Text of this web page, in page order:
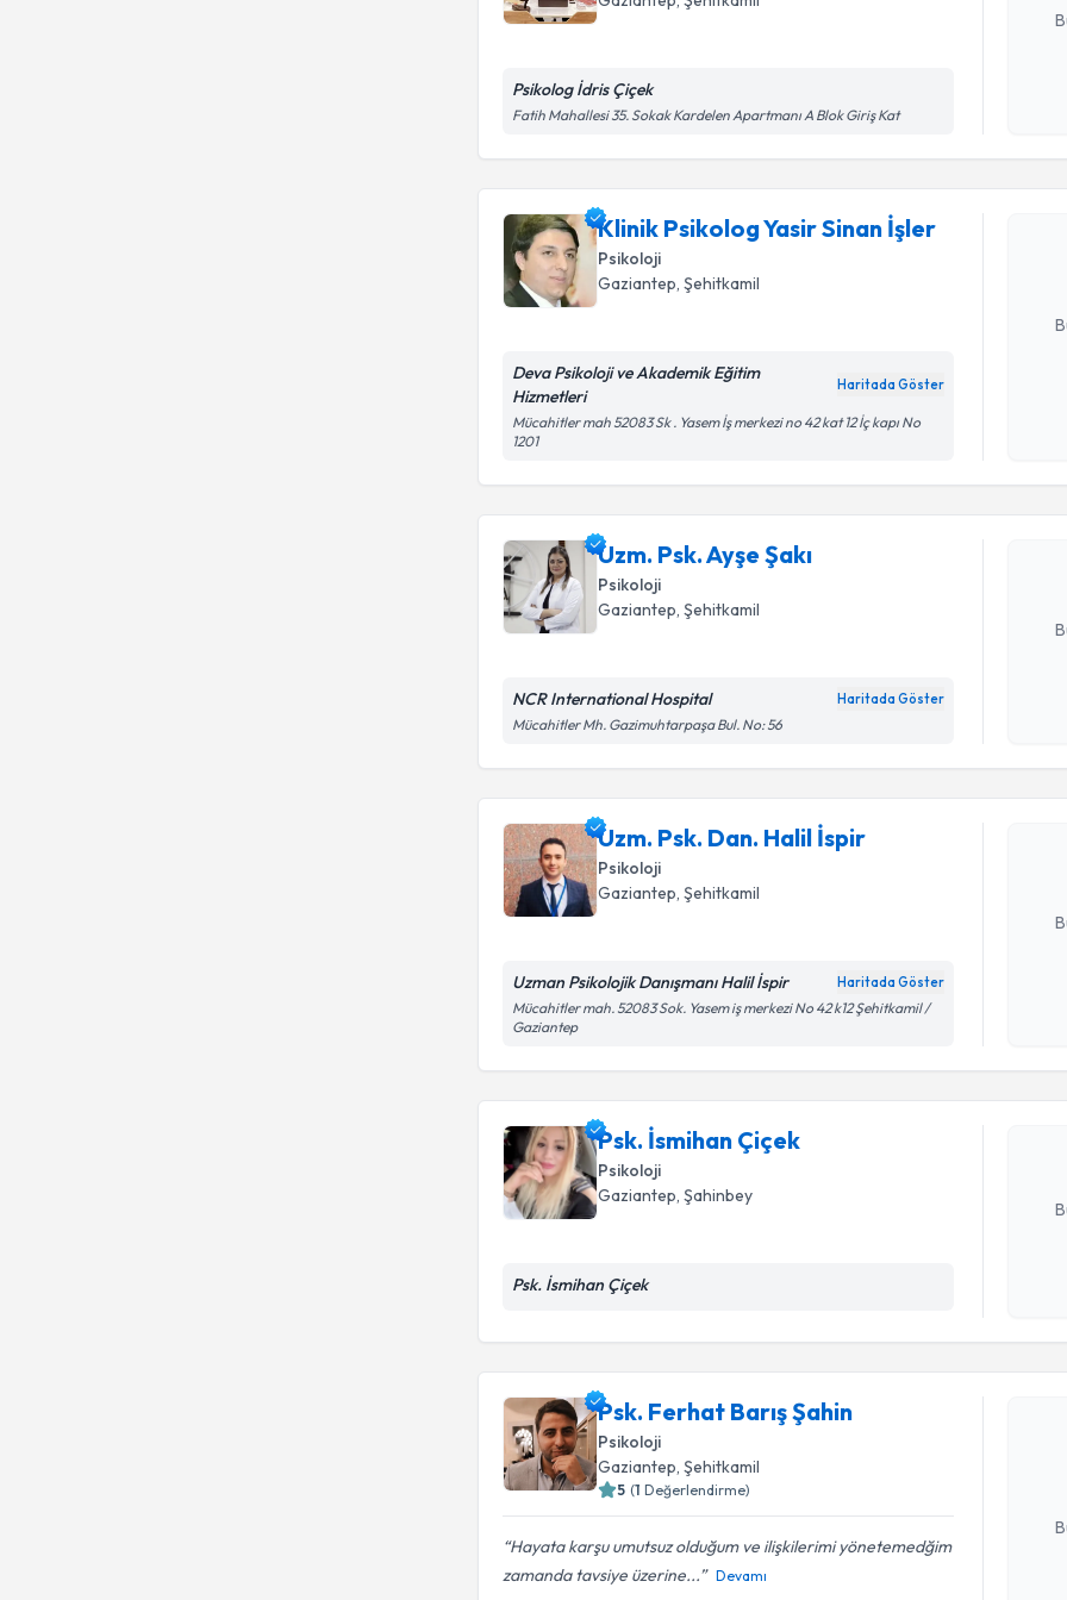
Psikolog İdris Çiçek
Fatih Mahallesi 35. Sokak Kardelen Apartmanı A Blok Giriş Kat
Klinik Psikolog Yasir Sinan İşler
Psikoloji
Gaziantep , Şehitkamil
Deva Psikoloji ve Akademik Eğitim
Hizmetleri
Haritada Göster
Mücahitler mah 52083 Sk . Yasem İş merkezi no 42 kat 12 İç kapı No
1201
Uzm. Psk. Ayşe Şakı
Psikoloji
Gaziantep , Şehitkamil
NCR International Hospital Haritada Göster
Mücahitler Mh. Gazimuhtarpaşa Bul. No: 56
Uzm. Psk. Dan. Halil İspir
Psikoloji
Gaziantep , Şehitkamil
Uzman Psikolojik Danışmanı Halil İspir Haritada Göster
Mücahitler mah. 52083 Sok. Yasem iş merkezi No 42 k12 Şehitkamil /
Gaziantep
Uzm.
Size bu
Psk. İsmihan Çiçek
Psikoloji
Gaziantep , Şahinbey
Psk. İsmihan Çiçek
bu
posta ile
Psk. Ferhat Barış Şahin
Psikoloji
Gaziantep , Şehitkamil
5 (1 Değerlendirme)
Hayata karşu umutsuz olduğum ve ilişkilerimi yönetemedğim
zamanda tavsiye üzerine...
Devamı
Randevu
Psk.